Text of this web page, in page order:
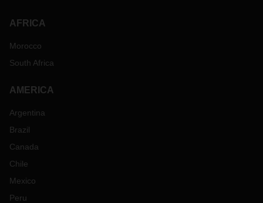
AFRICA
Morocco
South Africa
AMERICA
Argentina
Brazil
Canada
Chile
Mexico
Peru